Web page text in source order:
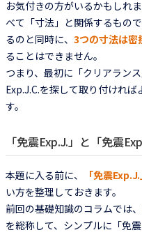
お気付きの方がいるかもしれ
べて「寸法」と関係するもので
るのと同時に、 3つの寸法は密
ることはできません。
つまり、最初に「クリアラン
Exp.J.C.を探して取り付けれ
す。
「免震Exp.J.」と「免震
本題に入る前に、 「免震
い方を整理しておきます。
前回の基礎知識のコラムでは
を総称して、シンプルに「免